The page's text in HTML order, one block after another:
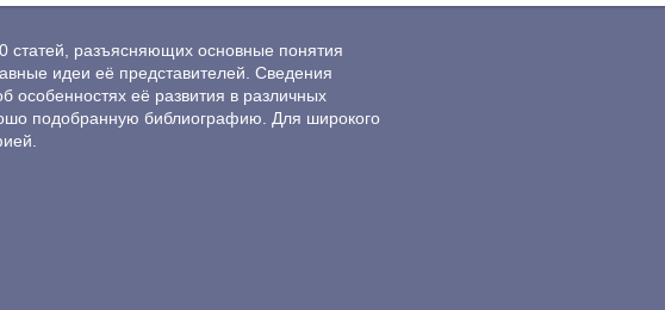
статей, разъясняющих основные понятия
идеи её представителей. Сведения
её развития в различных
подобранную библиографию. Для широкого